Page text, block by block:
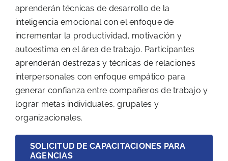
aprenderán técnicas de desarrollo de la
inteligencia emocional con el enfoque de
incrementar la productividad, motivación y
autoestima en el área de trabajo. Participantes
aprenderán destrezas y técnicas de relaciones
interpersonales con enfoque empático para
generar confianza entre compañeros de trabajo y
lograr metas individuales, grupales y
organizacionales.
SOLICITUD DE CAPACITACIONES PARA
AGENCIAS